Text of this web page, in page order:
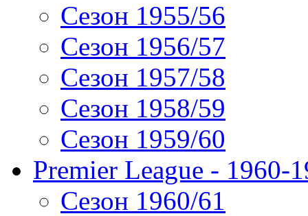
Сезон 1955/56
Сезон 1956/57
Сезон 1957/58
Сезон 1958/59
Сезон 1959/60
Premier League - 1960-
Сезон 1960/61